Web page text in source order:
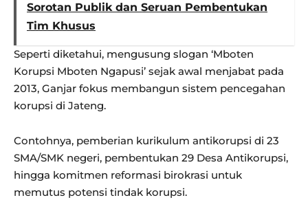
Sorotan Publik dan Seruan Pembentukan
Tim Khusus
Seperti diketahui, mengusung slogan ‘Mboten
Korupsi Mboten Ngapusi’ sejak awal menjabat pada
2013, Ganjar fokus membangun sistem pencegahan
korupsi di Jateng.
Contohnya, pemberian kurikulum antikorupsi di 23
SMA/SMK negeri, pembentukan 29 Desa Antikorupsi,
hingga komitmen reformasi birokrasi untuk
memutus potensi tindak korupsi.